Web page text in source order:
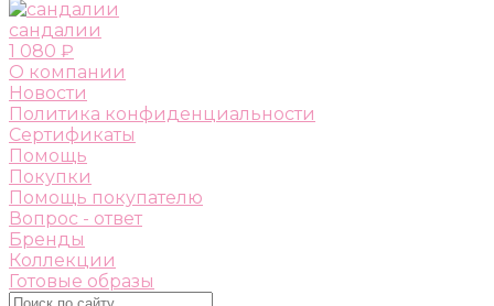
сандалии
1 080 ₽
О компании
Новости
Политика конфиденциальности
Сертификаты
Помощь
Покупки
Помощь покупателю
Вопрос - ответ
Бренды
Коллекции
Готовые образы